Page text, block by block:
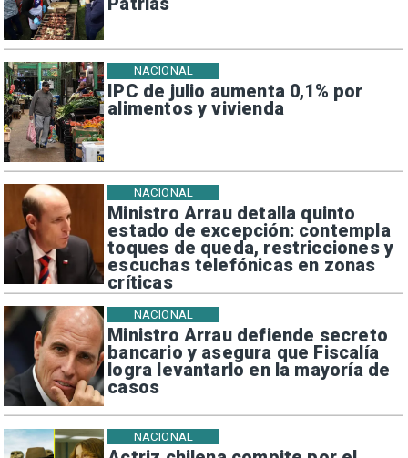
IPC de julio aumenta 0,1% por
alimentos y vivienda
NACIONAL
Ministro Arrau detalla quinto
estado de excepción: contempla
toques de queda, restricciones y
escuchas telefónicas en zonas
críticas
NACIONAL
Ministro Arrau defiende secreto
bancario y asegura que Fiscalía
logra levantarlo en la mayoría de
casos
NACIONAL
NACIONAL